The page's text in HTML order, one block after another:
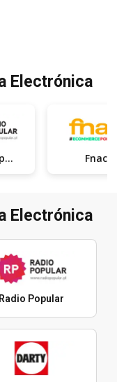
Electrónica
Radio Popular Fnac
Electrónica
Radio Popular